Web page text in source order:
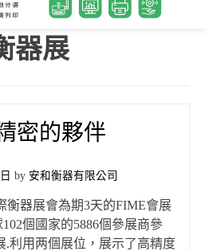
器展
密的夥伴
by 安和衡器有限公司
衡器展會為期3天的FIME會展
個國家的5886個參展商參
.利用两個展位，展示了高精度